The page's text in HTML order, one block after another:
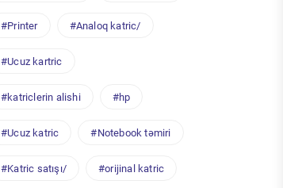
#Printer #Analoq katric/
#Ucuz kartric
#katriclerin alishi #hp
#Ucuz katric #Notebook təmiri
#Katric satışı/ #orijinal katric